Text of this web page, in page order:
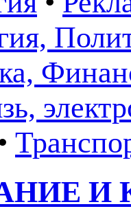
И